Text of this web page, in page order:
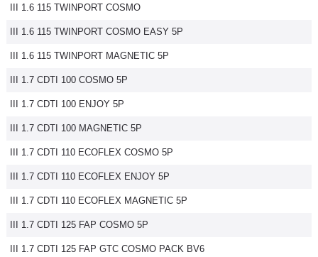
Services
Forum
Marques
III 1.6 115 TWINPORT COSMO
III 1.6 115 TWINPORT COSMO EASY 5P
III 1.6 115 TWINPORT MAGNETIC 5P
III 1.7 CDTI 100 COSMO 5P
III 1.7 CDTI 100 ENJOY 5P
III 1.7 CDTI 100 MAGNETIC 5P
III 1.7 CDTI 110 ECOFLEX COSMO 5P
III 1.7 CDTI 110 ECOFLEX ENJOY 5P
III 1.7 CDTI 110 ECOFLEX MAGNETIC 5P
III 1.7 CDTI 125 FAP COSMO 5P
III 1.7 CDTI 125 FAP GTC COSMO PACK BV6